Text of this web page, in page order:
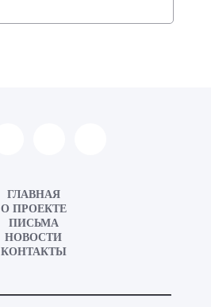
ГЛАВНАЯ
О ПРОЕКТЕ
ПИСЬМА
НОВОСТИ
КОНТАКТЫ